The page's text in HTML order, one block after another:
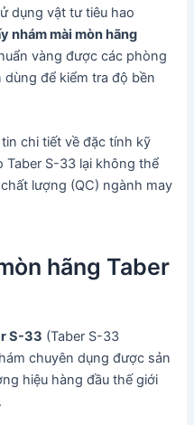
dụng vật tư tiêu hao
nhám mài mòn hãng
vàng được các phòng
để kiểm tra độ bền
chi tiết về đặc tính kỹ
Taber S-33 lại không thể
lượng (QC) ngành may
hãng Taber
S-33 (Taber S-33
chuyên dụng được sản
hiệu hàng đầu thế giới